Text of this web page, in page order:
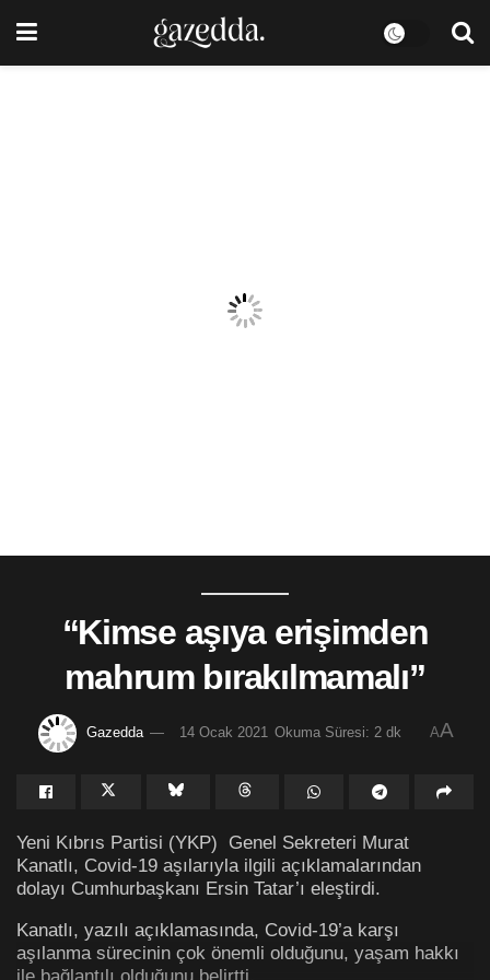
“Kimse aşıya erişimden
mahrum bırakılmamalı”
Gazedda 14 Ocak 2021 Okuma Süresi: 2 dk AA
Yeni Kıbrıs Partisi (YKP) Genel Sekreteri Murat
Kanatlı, Covid-19 aşılarıyla ilgili açıklamalarından
dolayı Cumhurbaşkanı Ersin Tatar’ı eleştirdi.
Kanatlı, yazılı açıklamasında, Covid-19’a karşı
aşılanma sürecinin çok önemli olduğunu, yaşam hakkı